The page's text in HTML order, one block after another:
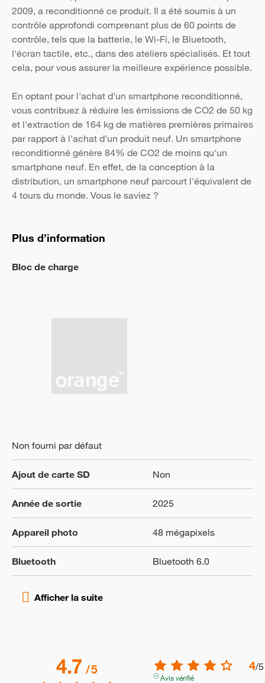
2009, a reconditionné ce produit. Il a été soumis à un
contrôle approfondi comprenant plus de 60 points de
contrôle, tels que la batterie, le Wi-Fi, le Bluetooth,
l'écran tactile, etc., dans des ateliers spécialisés. Et tout
cela, pour vous assurer la meilleure expérience possible.
En optant pour l'achat d'un smartphone reconditionné,
vous contribuez à réduire les émissions de CO2 de 50 kg
et l'extraction de 164 kg de matières premières primaires
par rapport à l'achat d'un produit neuf. Un smartphone
reconditionné génère 84% de CO2 de moins qu'un
smartphone neuf. En effet, de la conception à la
distribution, un smartphone neuf parcourt l'équivalent de
4 tours du monde. Vous le saviez ?
Plus d’information
Bloc de charge
Non fourni par défaut
Ajout de carte SD Non
Année de sortie 2025
Appareil photo 48 mégapixels
Bluetooth Bluetooth 6.0
4.7/5 4/5
Avis vérifié